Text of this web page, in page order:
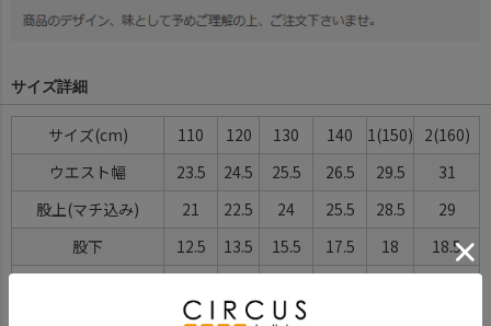
サイズ詳細
サイズ(cm) 110 120 130 140 1(150) 2(160)
ウエスト幅
23.5 24.5 25.5 26.5 29.5
31
股上(マチ込み)
21 22.5 24 25.5 28.5
29
股下
12.5 13.5 15.5 17.5 18
18.5
26/19.5 27/2029/22.5